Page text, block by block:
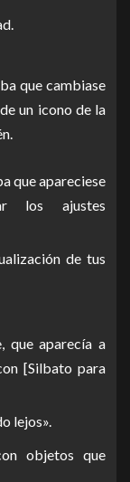
que cambiase
un icono de la
que apareciese
los ajustes
de tus
que aparecía a
[Silbato para
lejos».
objetos que